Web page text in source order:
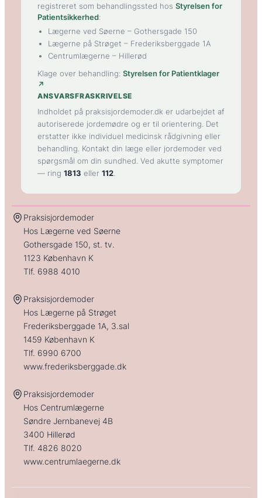
registreret som behandlingssted hos Styrelsen for
Patientsikkerhed:
Lægerne ved Søerne – Gothersgade 150
Lægerne på Strøget – Frederiksberggade 1A
Centrumlægerne – Hillerød
Klage over behandling: Styrelsen for Patientklager
↗
ANSVARSFRASKRIVELSE
Indholdet på praksisjordemoder.dk er udarbejdet af
autoriserede jordemødre og er til orientering. Det
erstatter ikke individuel medicinsk rådgivning eller
behandling. Kontakt din læge eller jordemoder ved
spørgsmål om din sundhed. Ved akutte symptomer
— ring 1813 eller 112
Praksisjordemoder
Hos Lægerne ved Søerne
Gothersgade 150, st. tv.
1123 København K
Tlf. 6988 4010
Praksisjordemoder
Hos Lægerne på Strøget
Frederiksberggade 1A, 3.sal
1459 København K
Tlf. 6990 6700
www.frederiksberggade.dk
Praksisjordemoder
Hos Centrumlægerne
Søndre Jernbanevej 4B
3400 Hillerød
Tlf. 4826 8020
www.centrumlaegerne.dk